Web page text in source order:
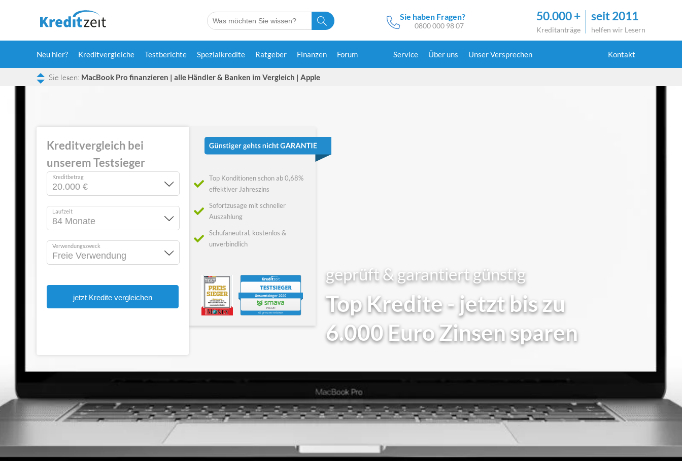
Sie haben Fragen?
0800 000 98 07
50.000 +
Kreditanträge
seit 2011
helfen wir Lesern
Neu hier? Kreditvergleiche Testberichte Spezialkredite Ratgeber Finanzen Forum Service Über uns Unser Versprechen Kontakt
MacBook Pro finanzieren | alle Händler & Banken im Vergleich | Apple
geprüft & garantiert günstig
Top Kredite - jetzt bis zu
6.000 Euro Zinsen sparen
Kreditvergleich bei
unserem Testsieger
Kreditbetrag
Laufzeit
Verwendungszweck
jetzt Kredite vergleichen
Top Konditionen schon ab 0,68%
effektiver Jahreszins
Sofortzusage mit schneller
Auszahlung
Schufaneutral, kostenlos &
unverbindlich